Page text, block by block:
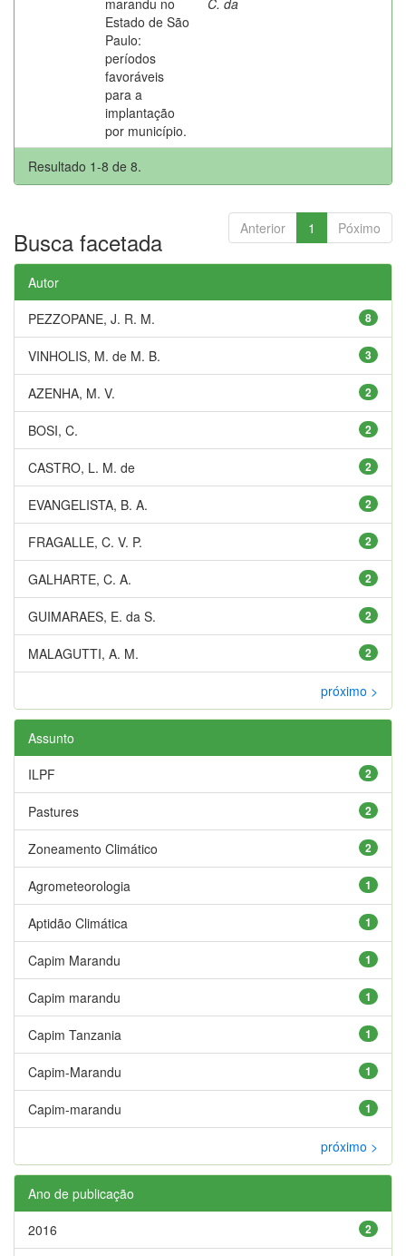
Estado de São
Paulo:
períodos
favoráveis
para a
implantação
por município.
Resultado 1-8 de 8.
Anterior 1 Póximo
Busca facetada
Autor
8
PEZZOPANE, J. R. M.
3
VINHOLIS, M. de M. B.
2
AZENHA, M. V.
2
BOSI, C.
2
CASTRO, L. M. de
2
EVANGELISTA, B. A.
2
FRAGALLE, C. V. P.
2
GALHARTE, C. A.
2
GUIMARAES, E. da S.
2
MALAGUTTI, A. M.
próximo >
Assunto
2
ILPF
2
Pastures
2
Zoneamento Climático
1
Agrometeorologia
1
Aptidão Climática
1
Capim Marandu
1
Capim marandu
1
Capim Tanzania
1
Capim-Marandu
1
Capim-marandu
próximo >
Ano de publicação
2
2016